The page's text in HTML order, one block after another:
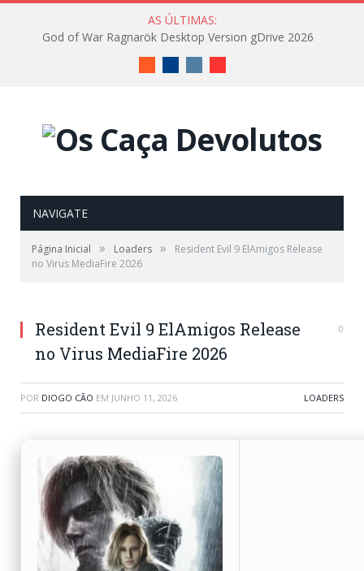
AS ÚLTIMAS:
God of War Ragnarök Desktop Version gDrive 2026
NAVIGATE
Página Inicial » Loaders »
Resident Evil 9 ElAmigos Release
no Virus MediaFire 2026
Resident Evil 9 ElAmigos Release
no Virus MediaFire 2026
0
POR DIOGO CÃO EM JUNHO 11, 2026 LOADERS